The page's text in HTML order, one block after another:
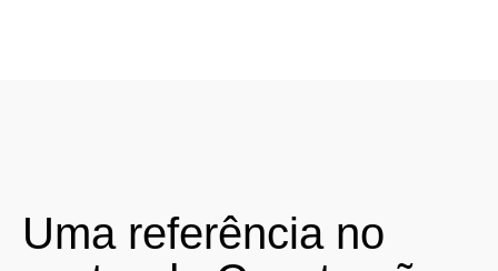
Uma referência no